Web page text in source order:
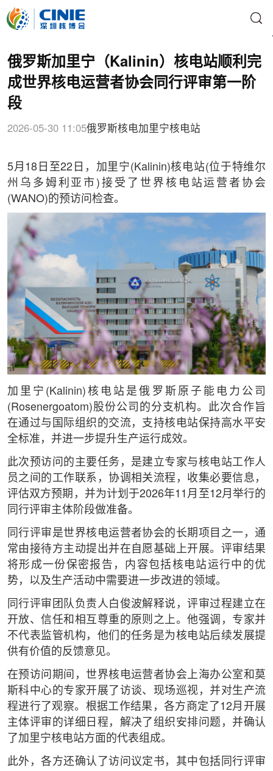
俄罗斯加里宁（Kalinin）核电站顺利完
成世界核电运营者协会同行评审第一阶
段
2026-05-30 11:05俄罗斯核电加里宁核电站
5月18日至22日，加里宁(Kalinin)核电站(位于特维尔
州乌多姆利亚市)接受了世界核电站运营者协会
(WANO)的预访问检查。
加里宁(Kalinin)核电站是俄罗斯原子能电力公司
(Rosenergoatom)股份公司的分支机构。此次合作旨
在通过与国际组织的交流，支持核电站保持高水平安
全标准，并进一步提升生产运行成效。
此次预访问的主要任务，是建立专家与核电站工作人
员之间的工作联系，协调相关流程，收集必要信息，
评估双方预期，并为计划于2026年11月至12月举行的
同行评审主体阶段做准备。
同行评审是世界核电运营者协会的长期项目之一，通
常由接待方主动提出并在自愿基础上开展。评审结果
将形成一份保密报告，内容包括核电站运行中的优
势，以及生产活动中需要进一步改进的领域。
同行评审团队负责人白俊波解释说，评审过程建立在
开放、信任和相互尊重的原则之上。他强调，专家并
不代表监管机构，他们的任务是为核电站后续发展提
供有价值的反馈意见。
在预访问期间，世界核电运营者协会上海办公室和莫
斯科中心的专家开展了访谈、现场巡视，并对生产流
程进行了观察。根据工作结果，各方商定了12月开展
主体评审的详细日程，解决了组织安排问题，并确认
了加里宁核电站方面的代表组成。
此外，各方还确认了访问议定书，其中包括同行评审